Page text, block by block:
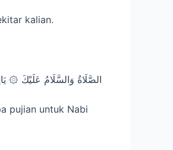
kalian.
الصَّلَاةُ وَالسَّلَامُ عَلَيْكَ ۞
pujian untuk Nabi